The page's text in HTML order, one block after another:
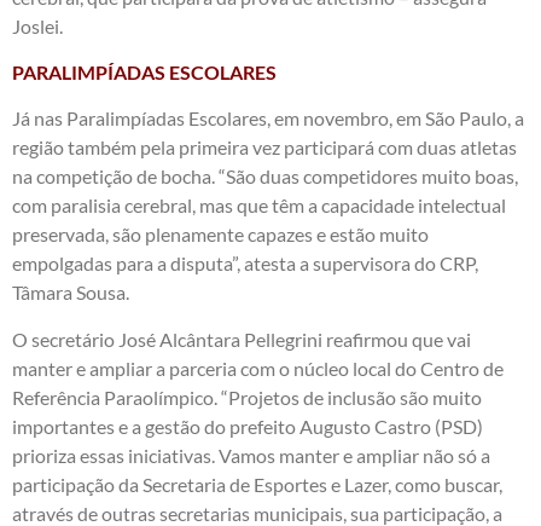
Joslei.
PARALIMPÍADAS ESCOLARES
Já nas Paralimpíadas Escolares, em novembro, em São Paulo, a
região também pela primeira vez participará com duas atletas
na competição de bocha. “São duas competidores muito boas,
com paralisia cerebral, mas que têm a capacidade intelectual
preservada, são plenamente capazes e estão muito
empolgadas para a disputa”, atesta a supervisora do CRP,
Tâmara Sousa.
O secretário José Alcântara Pellegrini reafirmou que vai
manter e ampliar a parceria com o núcleo local do Centro de
Referência Paraolímpico. “Projetos de inclusão são muito
importantes e a gestão do prefeito Augusto Castro (PSD)
prioriza essas iniciativas. Vamos manter e ampliar não só a
participação da Secretaria de Esportes e Lazer, como buscar,
através de outras secretarias municipais, sua participação, a